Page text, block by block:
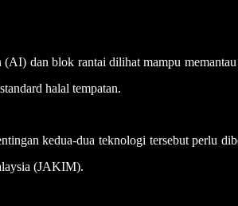
dan blok rantai dilihat mampu memantau
halal tempatan.
kedua-dua teknologi tersebut perlu
(JAKIM).